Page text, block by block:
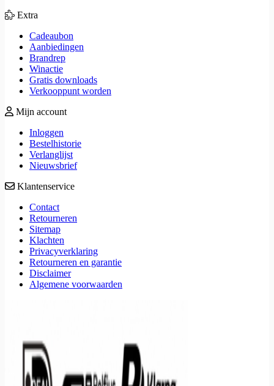
Extra
Cadeaubon
Aanbiedingen
Brandrep
Winactie
Gratis downloads
Verkooppunt worden
Mijn account
Inloggen
Bestelhistorie
Verlanglijst
Nieuwsbrief
Klantenservice
Contact
Retourneren
Sitemap
Klachten
Privacyverklaring
Retourneren en garantie
Disclaimer
Algemene voorwaarden